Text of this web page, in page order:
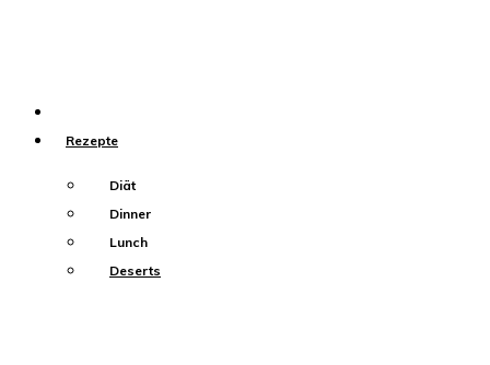
Rezepte
Diät
Dinner
Lunch
Deserts